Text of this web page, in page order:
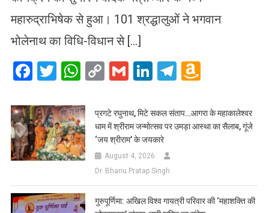
महारुद्राभिषेक से हुआ। 101 श्रद्धालुओं ने भगवान
भोलेनाथ का विधि-विधान से […]
Facebook
Twitter
WhatsApp
CopyGmailLinkedIn
Telegram
List
प्रगटे रघुनाथ, मिटे सकल संताप…आगरा के महाकालेश्वर
धाम में श्रीराम जन्मोत्सव पर उमड़ा आस्था का सैलाब, गूंजे
‘जय श्रीराम’ के जयकारे
August 4, 2026
Dr. Bhanu Pratap Singh
गुरुपूर्णिमा: अखिल विश्व गायत्री परिवार की ‘महाशक्ति की